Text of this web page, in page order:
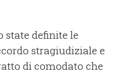
state definite le
stragiudiziale e
di comodato che